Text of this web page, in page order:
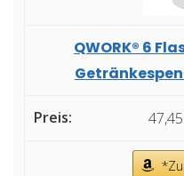
QWORK® 6